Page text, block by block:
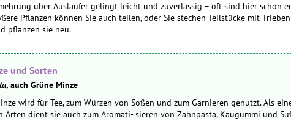
über Ausläufer gelingt leicht und zuverlässig – oft sind hier schon
Pflanzen können Sie auch teilen, oder Sie stechen Teilstücke mit
pflanzen sie neu.
und Sorten
, auch Grüne Minze
wird für Tee, zum Würzen von Soßen und zum Garnieren genutzt. Als
Arten dient sie auch zum Aromati- sie­ren von Zahnpasta, Kaugummi und